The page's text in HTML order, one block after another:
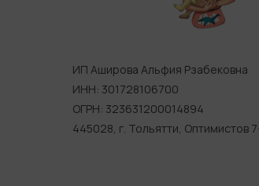
ИП Аширова Альфия Рзабековна
ИНН: 301728106700
ОГРН: 323631200014894
445028, г. Тольятти, Оптимистов